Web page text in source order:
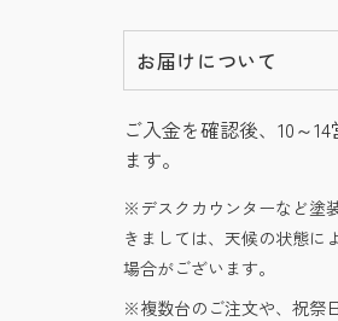
お届けについて
ご入金を確認後、10～
ます。
デスクカウンターなど塗
きましては、天候の状態に
場合がございます。
複数台のご注文や、祝祭